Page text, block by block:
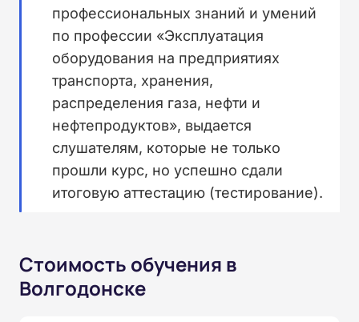
профессиональных знаний и умений
по профессии «Эксплуатация
оборудования на предприятиях
транспорта, хранения,
распределения газа, нефти и
нефтепродуктов», выдается
слушателям, которые не только
прошли курс, но успешно сдали
итоговую аттестацию (тестирование).
Стоимость обучения в
Волгодонске